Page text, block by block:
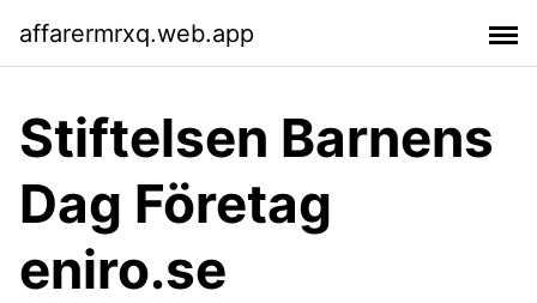
affarermrxq.web.app
Stiftelsen Barnens
Dag Företag
eniro.se